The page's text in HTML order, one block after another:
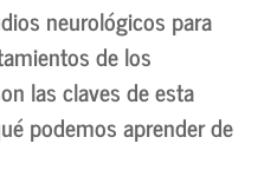
neurológicos para
de los
las claves de esta
podemos aprender de